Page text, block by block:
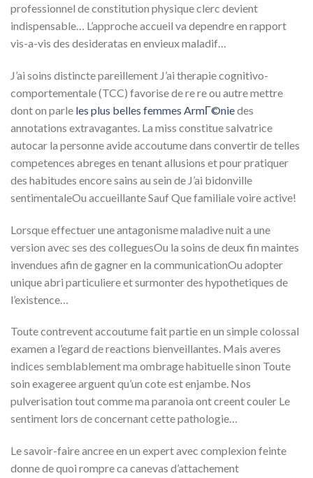
professionnel de constitution physique clerc devient
indispensable… L’approche accueil va dependre en rapport
vis-a-vis des desideratas en envieux maladif…
J’ai soins distincte pareillement J’ai therapie cognitivo-
comportementale (TCC) favorise de re re ou autre mettre
dont on parle les plus belles femmes ArmГ©niedes
annotations extravagantes. La miss constitue salvatrice
autocar la personne avide accoutume dans convertir de telles
competences abreges en tenant allusions et pour pratiquer
des habitudes encore sains au sein de J’ai bidonville
sentimentaleOu accueillante Sauf Que familiale voire active!
Lorsque effectuer une antagonisme maladive nuit a une
version avec ses des colleguesOu la soins de deux fin maintes
invendues afin de gagner en la communicationOu adopter
unique abri particuliere et surmonter des hypothetiques de
l’existence…
Toute contrevent accoutume fait partie en un simple colossal
examen a l’egard de reactions bienveillantes. Mais averes
indices semblablement ma ombrage habituelle sinon Toute
soin exageree arguent qu’un cote est enjambe. Nos
pulverisation tout comme ma paranoia ont creent couler Le
sentiment lors de concernant cette pathologie…
Le savoir-faire ancree en un expert avec complexion feinte
donne de quoi rompre ca canevas d’attachement